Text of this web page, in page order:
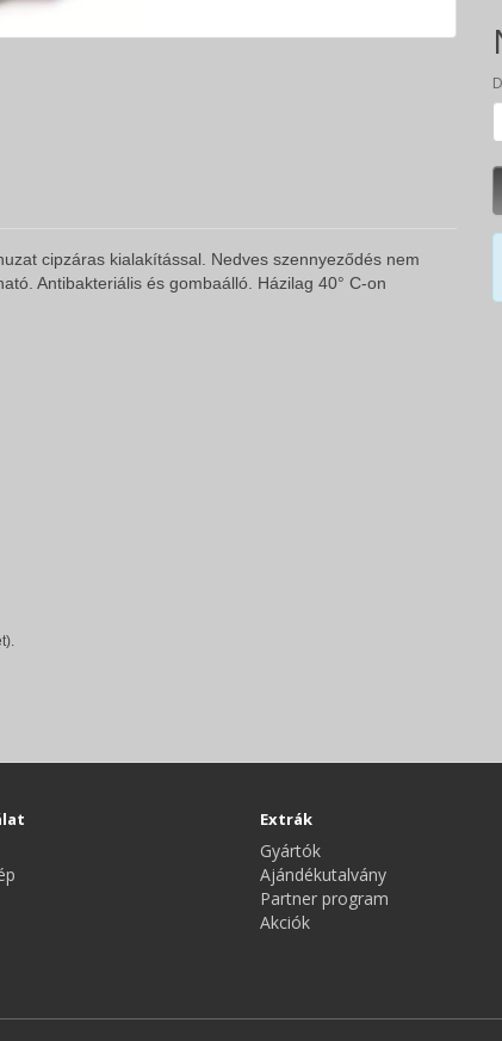
cipzáras kialakítással. Nedves szennyeződés nem
Antibakteriális és gombaálló. Házilag 40° C-on
Extrák
Gyártók
Ajándékutalvány
Partner program
Akciók